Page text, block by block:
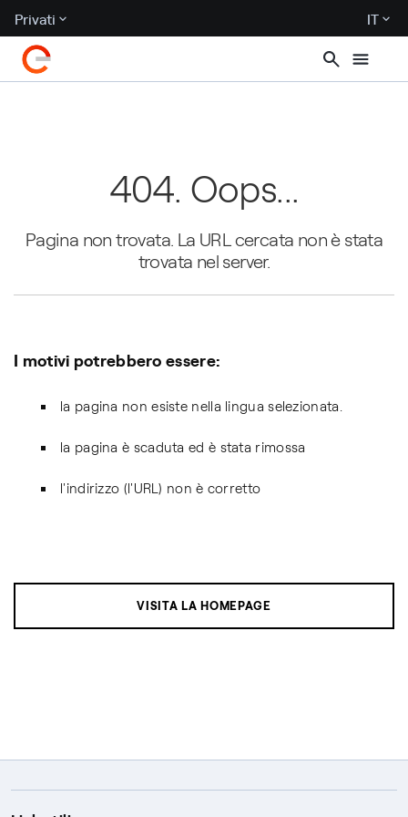
Privati IT
404. Oops...
Pagina non trovata. La URL cercata non è stata
trovata nel server.
I motivi potrebbero essere:
la pagina non esiste nella lingua selezionata.
la pagina è scaduta ed è stata rimossa
l'indirizzo (l'URL) non è corretto
VISITA LA HOMEPAGE